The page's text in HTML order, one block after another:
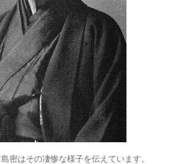
密はその凄惨な様子を伝えています。